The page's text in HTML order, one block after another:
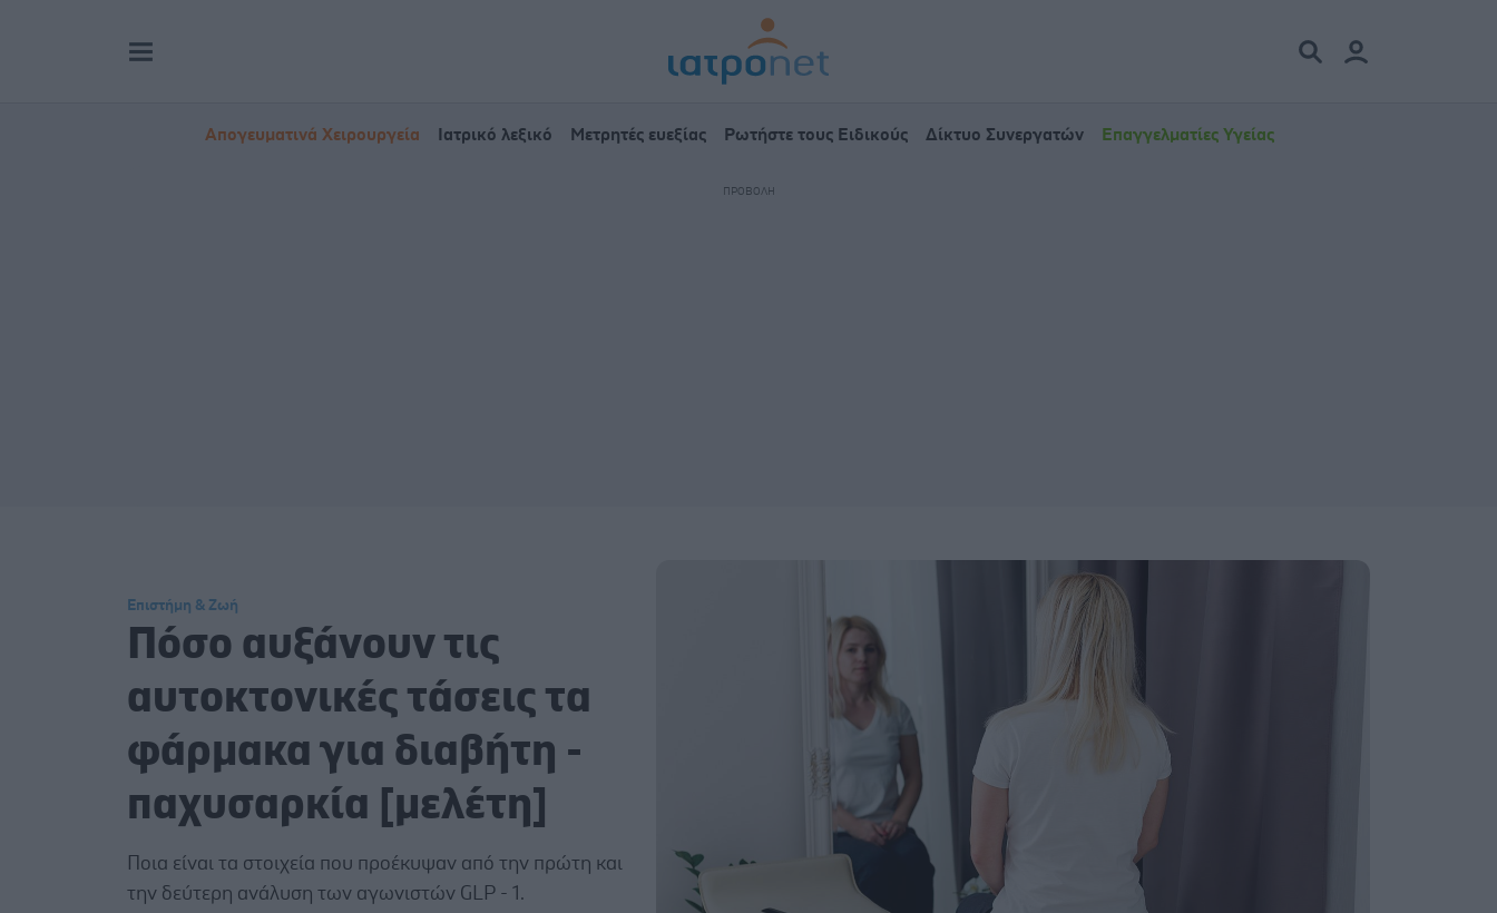
Απογευματινά Χειρουργεία Ιατρικό λεξικό Μετρητές ευεξίας Ρωτήστε τους Ειδικούς Δίκτυο Συνεργατών Επαγγελματίες Υγείας
Επιστήμη & Ζωή
Πόσο αυξάνουν τις
αυτοκτονικές τάσεις τα
φάρμακα για διαβήτη -
παχυσαρκία [μελέτη]
Ποια είναι τα στοιχεία που προέκυψαν από την πρώτη και
την δεύτερη ανάλυση των αγωνιστών GLP - 1.